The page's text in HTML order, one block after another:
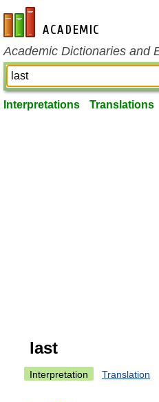
en-academic.com
Academic Dictionaries and
Interpretations Translations
last
Interpretation Translation